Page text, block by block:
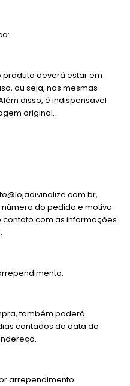
produto deverá estar em
ou seja, nas mesmas
disso, é indispensável
original.
,
do pedido e motivo
com as informações
também poderá
contados da data do
arrependimento: